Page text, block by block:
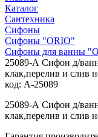
Каталог
Сантехника
Сифоны
Сифоны "ORIO"
Сифоны для ванны
25089-А Сифон д/
клак,перелив и слив
код: А-25089
25089-А Сифон д/
клак,перелив и слив